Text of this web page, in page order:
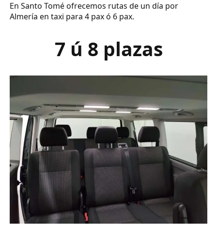
En Santo Tomé ofrecemos rutas de un día por
Almería en taxi para 4 pax ó 6 pax.
7 ú 8 plazas